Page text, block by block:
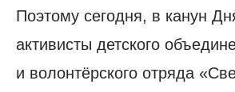
Поэтому сегодня, в канун
активисты детского
и волонтёрского отряда